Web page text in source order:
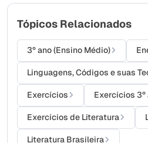
Tópicos Relacionados
3º ano (Ensino Médio)
Linguagens, Códigos e suas
Exercícios Exercícios 3º
Exercícios de Literatura
Literatura Brasileira